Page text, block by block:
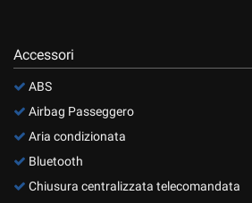
Accessori
ABS
Airbag Passeggero
Aria condizionata
Bluetooth
Chiusura centralizzata telecomandata
di
tracciamento
si
rimanda
cookie
policy.
rivedere